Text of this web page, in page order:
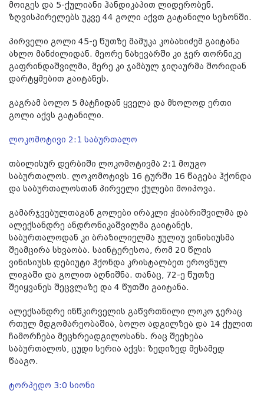
მოიგეს და 5-ქულიანი ჰანდიკაპით ლიდერობენ.
ზღვისპირელებს უკვე 44 გოლი აქვთ გატანილი სეზონში.
პირველი გოლი 45-ე წუთზე მამუკა კობახიძემ გაიტანა
ახლო მანძილიდან. მეორე ნახევარში კი ჯერ თორნიკე
გაფრინდაშვილმა, მერე კი ჯამბულ ჯიღაურმა შორიდან
დარტყმებით გაიტანეს.
გაგრამ ბოლო 5 მატჩიდან ყველა და მხოლოდ ერთი
გოლი აქვს გატანილი.
ლოკომოტივი 2:1 საბურთალო
თბილისურ დერბიში ლოკომოტივმა 2:1 მოუგო
საბურთალოს. ლოკომოტივს 16 ტურში 16 წაგება ჰქონდა
და საბურთალოსთან პირველი ქულები მოიპოვა.
გამარჯვებულთაგან გოლები ირაკლი ჭიაბრიშვილმა და
ალექსანდრე ანდრონიკაშვილმა გაიტანეს,
საბურთალოდან კი ბრაზილიელმა ჟულიუ ვინისიუსმა
შეამცირა სხვაობა. საინტერესოა, რომ 20 წლის
ვინისიუსს დებიუტი ჰქონდა კრისტალბეთ ეროვნულ
ლიგაში და გოლით აღნიშნა. თანაც, 72-ე წუთზე
შეიყვანეს შეცვლაზე და 4 წუთში გაიტანა.
ალექსანდრე ინწკირველის გაწვრთნილი ლოკო ჯერაც
რთულ მდგომარეობაშია, ბოლო ადგილზეა და 14 ქულით
ჩამორჩება მეცხრეადგილოსანს. რაც შეეხება
საბურთალოს, ცუდი სერია აქვს: ზედიზედ მესამედ
წააგო.
ტორპედო 3:0 სიონი